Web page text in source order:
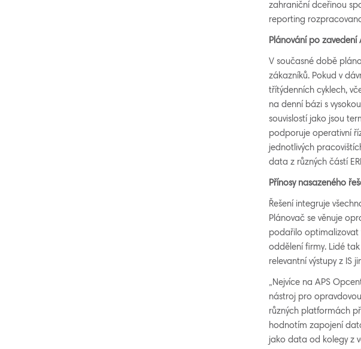
zahraniční dceřinou
reporting
Plánování po zavedení
V současné době
zákazníků. Pokud v
třítýdenních cyklech,
na denní bázi s
souvislostí jako jsou
podporuje operativní
jednotlivých
data z různých částí
Přínosy nasazeného
Řešení integruje
Plánovač se věnuje
podařilo optimalizovat
oddělení firmy. Lidé
relevantní výstupy z IS
„Nejvíce na APS
nástroj pro
různých platformách
hodnotím zapojení
jako data od kolegy z